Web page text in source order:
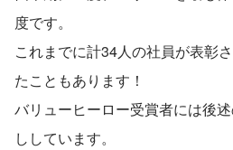
度です。
これまでに計34人の社員が表彰
たこともあります！
バリューヒーロー受賞者には後
ししています。